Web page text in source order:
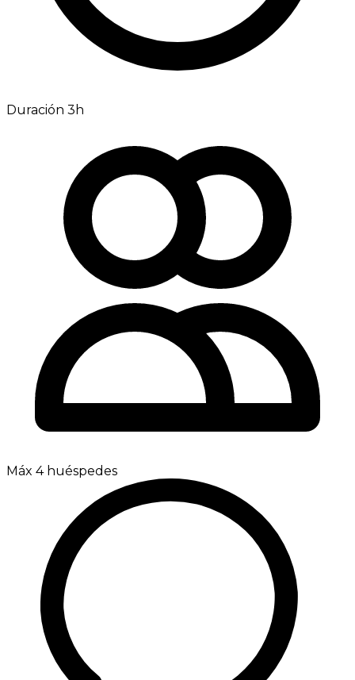
Duración 3h
Máx 4 huéspedes